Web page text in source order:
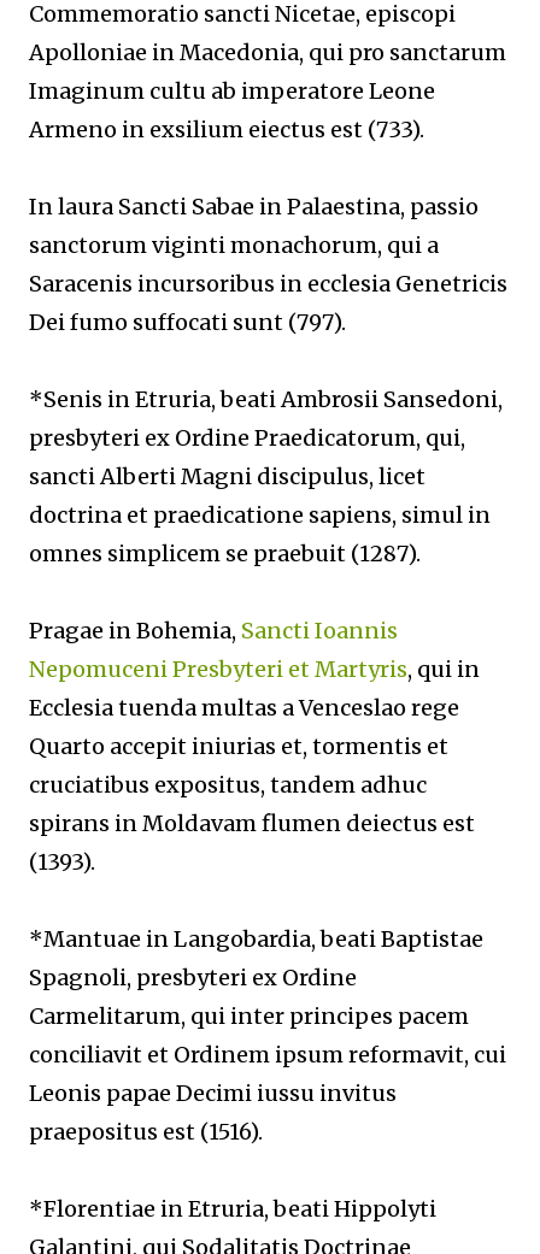
Commemoratio sancti Nicetae, episcopi
Apolloniae in Macedonia, qui pro sanctarum
Imaginum cultu ab imperatore Leone
Armeno in exsilium eiectus est (733).
In laura Sancti Sabae in Palaestina, passio
sanctorum viginti monachorum, qui a
Saracenis incursoribus in ecclesia Genetricis
Dei fumo suffocati sunt (797).
*Senis in Etruria, beati Ambrosii Sansedoni,
presbyteri ex Ordine Praedicatorum, qui,
sancti Alberti Magni discipulus, licet
doctrina et praedicatione sapiens, simul in
omnes simplicem se praebuit (1287).
Pragae in Bohemia, Sancti Ioannis
Nepomuceni Presbyteri et Martyris, qui in
Ecclesia tuenda multas a Venceslao rege
Quarto accepit iniurias et, tormentis et
cruciatibus expositus, tandem adhuc
spirans in Moldavam flumen deiectus est
(1393).
*Mantuae in Langobardia, beati Baptistae
Spagnoli, presbyteri ex Ordine
Carmelitarum, qui inter principes pacem
conciliavit et Ordinem ipsum reformavit, cui
Leonis papae Decimi iussu invitus
praepositus est (1516).
*Florentiae in Etruria, beati Hippolyti
Galantini, qui Sodalitatis Doctrinae